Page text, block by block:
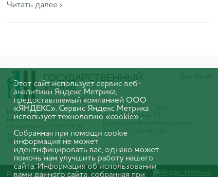
Читать далее ›
Адрес: 614070, г. Пермь,
ул. Студенческая, 36
Тел.: (342) 207-40-30
Использование
материалов сайта без
запрещено. © 2005-
2025 ГКБУ ГАПК
Разработано вIMI Media
Этот сайт использует сервис веб-
аналитики Яндекс Метрика,
предоставляемый компанией ООО
«ЯНДЕКС». Сервис Яндекс Метрика
использует технологию «cookie» .
Собранная при помощи cookie
информация не может
идентифицировать вас, однако может
помочь нам улучшить работу нашего
сайта. Информация об использовании
вами данного сайта, собранная при